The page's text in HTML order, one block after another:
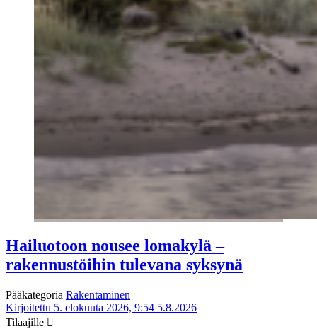
Hailuotoon nousee lomakylä –
rakennustöihin tulevana syksynä
Pääkategoria Rakentaminen
Kirjoitettu 5. elokuuta 2026, 9:54 5.8.2026
Tilaajille